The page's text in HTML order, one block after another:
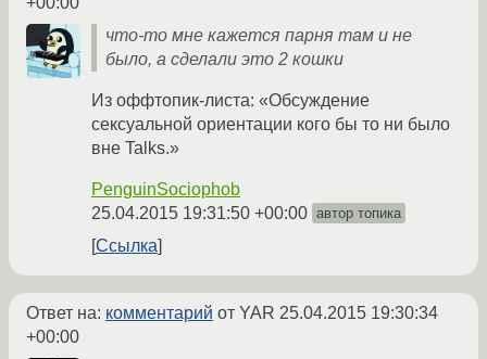
что-то мне кажется парня там и не
было, а сделали это 2 кошки
Из оффтопик-листа: «Обсуждение
сексуальной ориентации кого бы то ни было
вне Talks.»
PenguinSociophob
25.04.2015 19:31:50 +00:00 автор топика
Ссылка
Ответ на: комментарий от YAR 25.04.2015 19:30:34
+00:00